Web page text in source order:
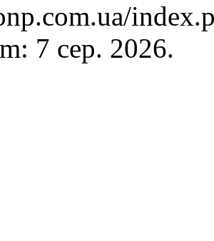
7 сер. 2026.